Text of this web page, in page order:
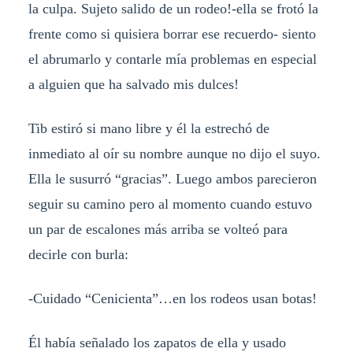
la culpa. Sujeto salido de un rodeo!-ella se frotó la
frente como si quisiera borrar ese recuerdo- siento
el abrumarlo y contarle mía problemas en especial
a alguien que ha salvado mis dulces!
Tib estiró si mano libre y él la estrechó de
inmediato al oír su nombre aunque no dijo el suyo.
Ella le susurró “gracias”. Luego ambos parecieron
seguir su camino pero al momento cuando estuvo
un par de escalones más arriba se volteó para
decirle con burla:
-Cuidado “Cenicienta”…en los rodeos usan botas!
Él había señalado los zapatos de ella y usado